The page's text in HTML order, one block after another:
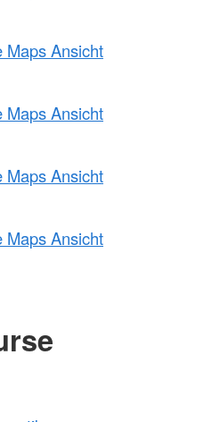
Maps Ansicht
Maps Ansicht
Maps Ansicht
Maps Ansicht